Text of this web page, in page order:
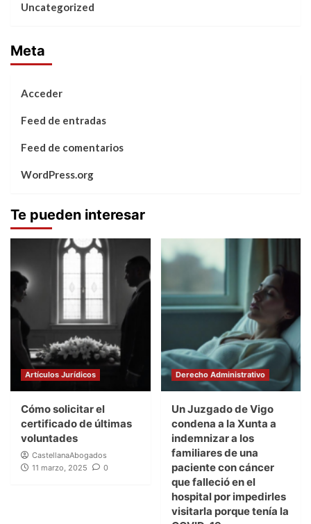
Uncategorized
Meta
Acceder
Feed de entradas
Feed de comentarios
WordPress.org
Te pueden interesar
Artículos Jurídicos
Cómo solicitar el
certificado de últimas
voluntades
CastellanaAbogados
11 marzo, 2025
0
Derecho Administrativo
Un Juzgado de Vigo
condena a la Xunta a
indemnizar a los
familiares de una
paciente con cáncer
que falleció en el
hospital por impedirles
visitarla porque tenía la